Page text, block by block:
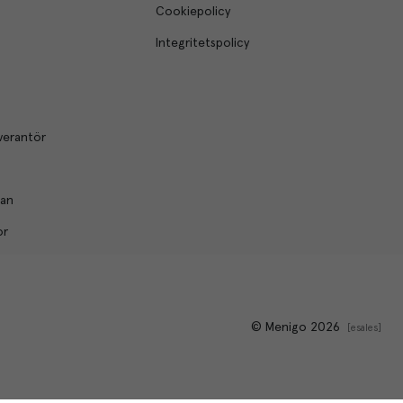
Cookiepolicy
Integritetspolicy
© Menigo 2026 esales]